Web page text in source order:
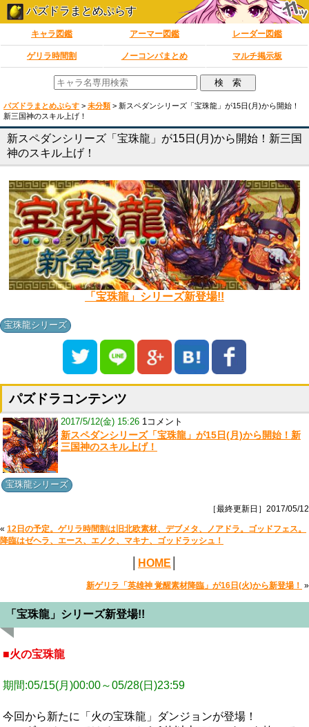
パズドラまとめぷらす
キャラ図鑑 アーマー図鑑 レーダー図鑑
ゲリラ時間割 ノーコンパまとめ マルチ掲示板
パズドラまとめぷらす > 未分類 > 新スペダンシリーズ「宝珠龍」が15日(月)から開始！
新三国神のスキル上げ！
新スペダンシリーズ「宝珠龍」が15日(月)から開始！新三国
神のスキル上げ！
「宝珠龍」シリーズ新登場!!
宝珠龍シリーズ
パズドラコンテンツ
2017/5/12(金) 15:26 1コメント
新スペダンシリーズ「宝珠龍」が15日(月)から開始！新
三国神のスキル上げ！
宝珠龍シリーズ
［最終更新日］2017/05/12
« 12日の予定。ゲリラ時間割は旧北欧素材、デブメタ、ノアドラ。ゴッドフェス。
降臨はゼヘラ、エース、エノク、マキナ、ゴッドラッシュ！
HOME
新ゲリラ「英雄神 覚醒素材降臨」が16日(火)から新登場！ »
「宝珠龍」シリーズ新登場!!
■火の宝珠龍
期間:05/15(月)00:00～05/28(日)23:59
今回から新たに「火の宝珠龍」ダンジョンが登場！